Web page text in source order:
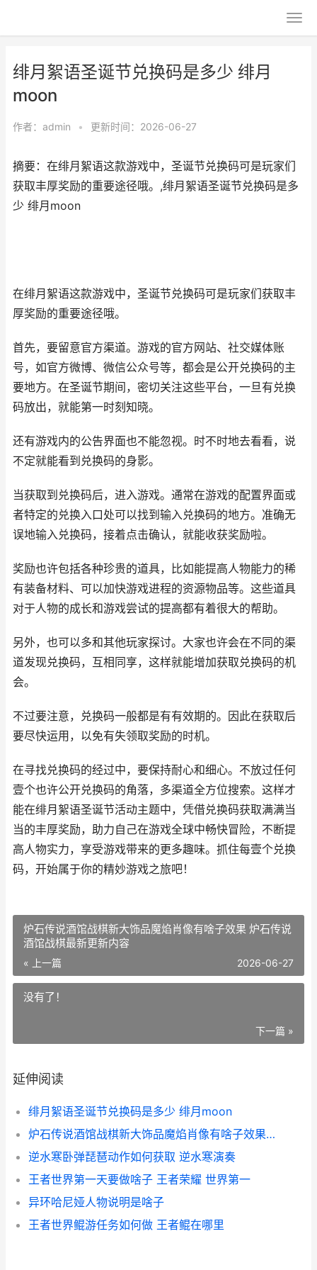
绯月絮语圣诞节兑换码是多少 绯月
moon
作者： admin • 更新时间：2026-06-27
摘要：在绯月絮语这款游戏中，圣诞节兑换码可是玩家们
获取丰厚奖励的重要途径哦。,绯月絮语圣诞节兑换码是多
少 绯月moon
在绯月絮语这款游戏中，圣诞节兑换码可是玩家们获取丰
厚奖励的重要途径哦。
首先，要留意官方渠道。游戏的官方网站、社交媒体账
号，如官方微博、微信公众号等，都会是公开兑换码的主
要地方。在圣诞节期间，密切关注这些平台，一旦有兑换
码放出，就能第一时刻知晓。
还有游戏内的公告界面也不能忽视。时不时地去看看，说
不定就能看到兑换码的身影。
当获取到兑换码后，进入游戏。通常在游戏的配置界面或
者特定的兑换入口处可以找到输入兑换码的地方。准确无
误地输入兑换码，接着点击确认，就能收获奖励啦。
奖励也许包括各种珍贵的道具，比如能提高人物能力的稀
有装备材料、可以加快游戏进程的资源物品等。这些道具
对于人物的成长和游戏尝试的提高都有着很大的帮助。
另外，也可以多和其他玩家探讨。大家也许会在不同的渠
道发现兑换码，互相同享，这样就能增加获取兑换码的机
会。
不过要注意，兑换码一般都是有有效期的。因此在获取后
要尽快运用，以免有失领取奖励的时机。
在寻找兑换码的经过中，要保持耐心和细心。不放过任何
壹个也许公开兑换码的角落，多渠道全方位搜索。这样才
能在绯月絮语圣诞节活动主题中，凭借兑换码获取满满当
当的丰厚奖励，助力自己在游戏全球中畅快冒险，不断提
高人物实力，享受游戏带来的更多趣味。抓住每壹个兑换
码，开始属于你的精妙游戏之旅吧！
炉石传说酒馆战棋新大饰品魔焰肖像有啥子效果 炉石传说
酒馆战棋最新更新内容
« 上一篇 2026-06-27
没有了！
下一篇 »
延伸阅读
绯月絮语圣诞节兑换码是多少 绯月moon
炉石传说酒馆战棋新大饰品魔焰肖像有啥子效果 炉石传说酒馆战棋最新更新内容
逆水寒卧弹琵琶动作如何获取 逆水寒演奏
王者世界第一天要做啥子 王者荣耀 世界第一
异环哈尼娅人物说明是啥子
王者世界鲲游任务如何做 王者鲲在哪里